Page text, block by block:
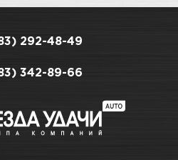
27/3
комфортными,
для Вас самую
292-48-49
342-89-66